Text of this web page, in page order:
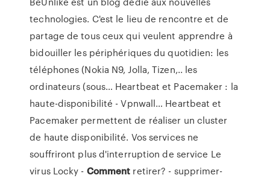
technologies. C'est le lieu de rencontre et de
partage de tous ceux qui veulent apprendre à
bidouiller les périphériques du quotidien: les
téléphones (Nokia N9, Jolla, Tizen,.. les
ordinateurs (sous… Heartbeat et Pacemaker : la
haute-disponibilité - Vpnwall… Heartbeat et
Pacemaker permettent de réaliser un cluster
de haute disponibilité. Vos services ne
souffriront plus d'interruption de service Le
virus Locky - Comment retirer? - supprimer-